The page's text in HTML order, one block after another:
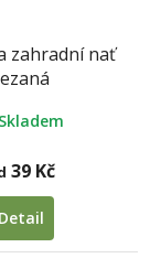
zahradní nať
39 Kč
Detail